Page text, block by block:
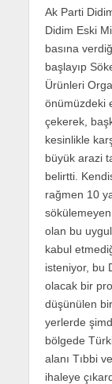
Ak Parti
Didim Eski
basına
başlayıp
Ürünleri
önümüzdeki
çekerek,
kesinlikle
büyük arazi
belirtti.
rağmen 10
olan bu
kabul
isteniyor, bu
olacak bir
düşünülen
yerlerde
bölgede
alanı Tıbbi
ihaleye